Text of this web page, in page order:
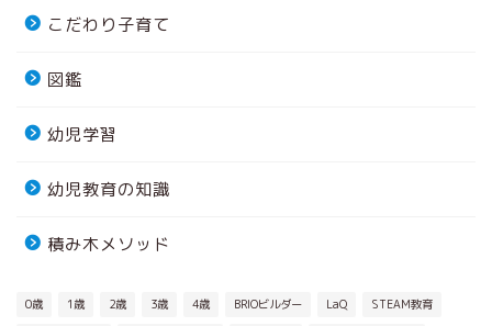
こだわり子育て
図鑑
幼児学習
幼児教育の知識
積み木メソッド
0歳 1歳 2歳 3歳 4歳 BRIOビルダー LaQ STEAM教育